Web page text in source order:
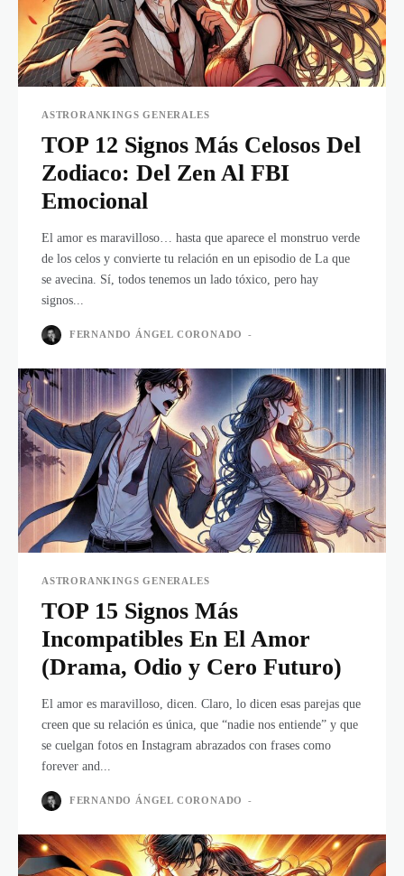
ASTRORANKINGS GENERALES
TOP 12 Signos Más Celosos Del
Zodiaco: Del Zen Al FBI
Emocional
El amor es maravilloso… hasta que aparece el monstruo verde
de los celos y convierte tu relación en un episodio de La que
se avecina. Sí, todos tenemos un lado tóxico, pero hay
signos...
FERNANDO ÁNGEL CORONADO -
ASTRORANKINGS GENERALES
TOP 15 Signos Más
Incompatibles En El Amor
(Drama, Odio y Cero Futuro)
El amor es maravilloso, dicen. Claro, lo dicen esas parejas que
creen que su relación es única, que “nadie nos entiende” y que
se cuelgan fotos en Instagram abrazados con frases como
forever and...
FERNANDO ÁNGEL CORONADO -